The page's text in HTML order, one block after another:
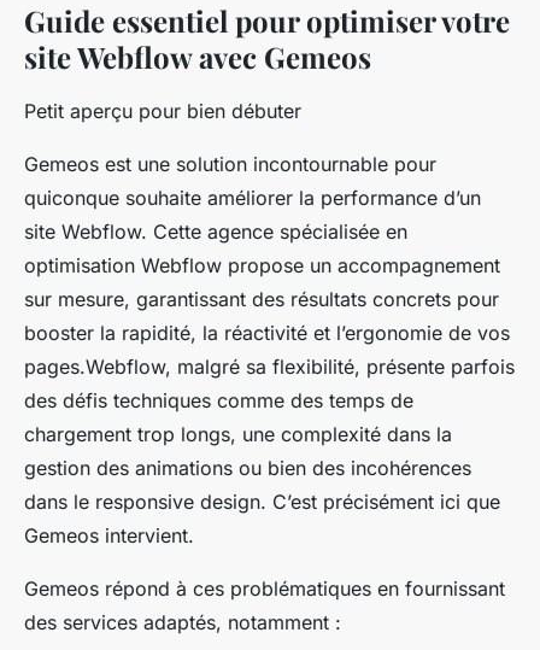
Guide essentiel pour optimiser votre
site Webflow avec Gemeos
Petit aperçu pour bien débuter
Gemeos est une solution incontournable pour
quiconque souhaite améliorer la performance d’un
site Webflow. Cette agence spécialisée en
optimisation Webflow propose un accompagnement
sur mesure, garantissant des résultats concrets pour
booster la rapidité, la réactivité et l’ergonomie de vos
pages.Webflow, malgré sa flexibilité, présente parfois
des défis techniques comme des temps de
chargement trop longs, une complexité dans la
gestion des animations ou bien des incohérences
dans le responsive design. C’est précisément ici que
Gemeos intervient.
Gemeos répond à ces problématiques en fournissant
des services adaptés, notamment :